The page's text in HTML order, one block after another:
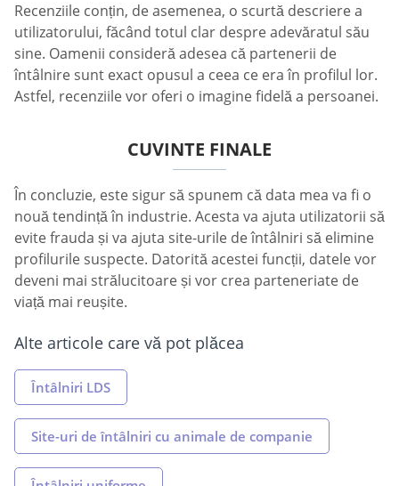
Recenziile conțin, de asemenea, o scurtă descriere a
utilizatorului, făcând totul clar despre adevăratul său
sine. Oamenii consideră adesea că partenerii de
întâlnire sunt exact opusul a ceea ce era în profilul lor.
Astfel, recenziile vor oferi o imagine fidelă a persoanei.
CUVINTE FINALE
În concluzie, este sigur să spunem că data mea va fi o
nouă tendință în industrie. Acesta va ajuta utilizatorii să
evite frauda și va ajuta site-urile de întâlniri să elimine
profilurile suspecte. Datorită acestei funcții, datele vor
deveni mai strălucitoare și vor crea parteneriate de
viață mai reușite.
Alte articole care vă pot plăcea
Întâlniri LDS
Site-uri de întâlniri cu animale de companie